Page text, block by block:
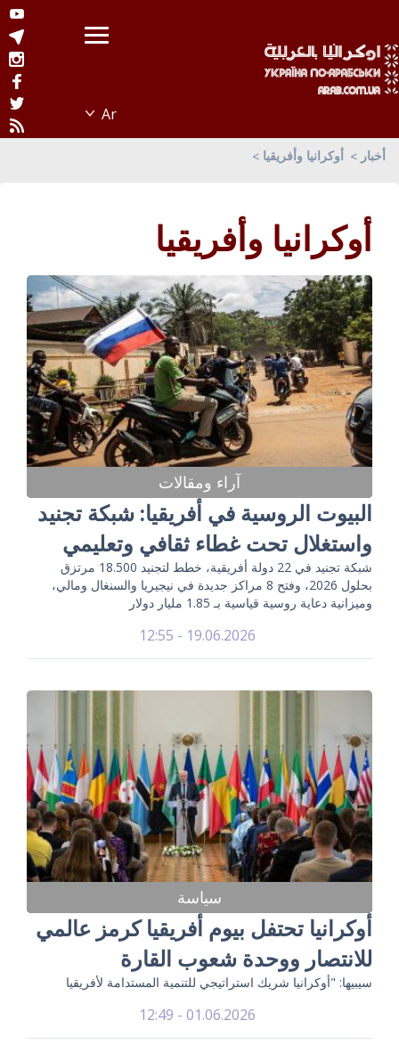
أخبار أوكرانيا وأفريقيا
أوكرانيا وأفريقيا
آراء ومقالات
البيوت الروسية في أفريقيا: شبكة تجنيد
واستغلال تحت غطاء ثقافي وتعليمي
شبكة تجنيد في 22 دولة أفريقية، خطط لتجنيد 18.500 مرتزق
بحلول 2026، وفتح 8 مراكز جديدة في نيجيريا والسنغال ومالي،
وميزانية دعاية روسية قياسية بـ 1.85 مليار دولار
19.06.2026 - 12:55
سياسة
أوكرانيا تحتفل بيوم أفريقيا كرمز عالمي
للانتصار ووحدة شعوب القارة
سيبيها: "أوكرانيا شريك استراتيجي للتنمية المستدامة لأفريقيا
01.06.2026 - 12:49